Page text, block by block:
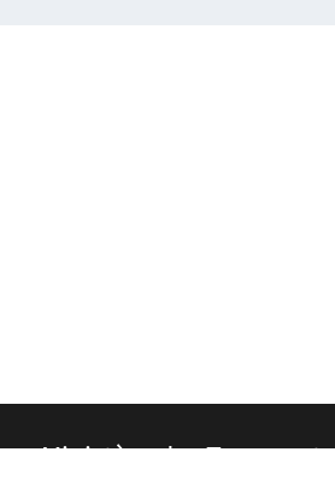
Ministère des Transports